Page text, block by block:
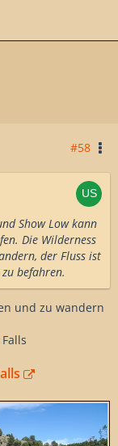
#58
Show Low kann
Die Wilderness
der Fluss ist
befahren.
und zu wandern